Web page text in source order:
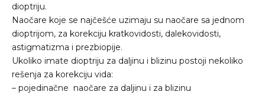
dioptriju.
Naočare koje se najčešće uzimaju su naočare sa jednom
dioptrijom, za korekciju kratkovidosti, dalekovidosti,
astigmatizma i prezbiopije.
Ukoliko imate dioptriju za daljinu i blizinu postoji nekoliko
rešenja za korekciju vida:
– pojedinačne naočare za daljinu i za blizinu